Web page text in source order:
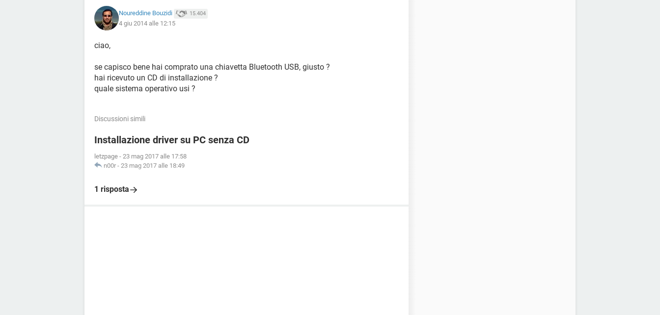
Noureddine Bouzidi 15.404
4 giu 2014 alle 12:15
ciao,
se capisco bene hai comprato una chiavetta Bluetooth USB, giusto ?
hai ricevuto un CD di installazione ?
quale sistema operativo usi ?
Discussioni simili
Installazione driver su PC senza CD
letzpage - 23 mag 2017 alle 17:58
n00r - 23 mag 2017 alle 18:49
1 risposta